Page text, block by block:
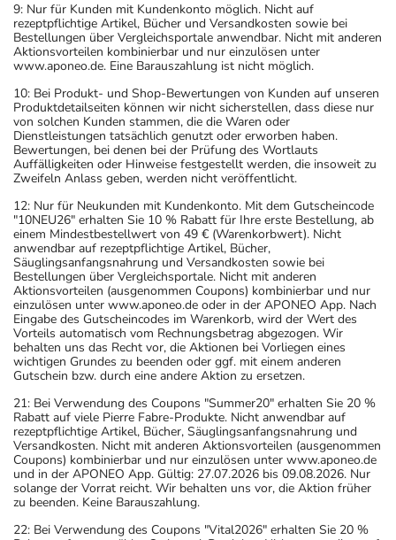
9: Nur für Kunden mit Kundenkonto möglich. Nicht auf
rezeptpflichtige Artikel, Bücher und Versandkosten sowie bei
Bestellungen über Vergleichsportale anwendbar. Nicht mit anderen
Aktionsvorteilen kombinierbar und nur einzulösen unter
www.aponeo.de. Eine Barauszahlung ist nicht möglich.
10: Bei Produkt- und Shop-Bewertungen von Kunden auf unseren
Produktdetailseiten können wir nicht sicherstellen, dass diese nur
von solchen Kunden stammen, die die Waren oder
Dienstleistungen tatsächlich genutzt oder erworben haben.
Bewertungen, bei denen bei der Prüfung des Wortlauts
Auffälligkeiten oder Hinweise festgestellt werden, die insoweit zu
Zweifeln Anlass geben, werden nicht veröffentlicht.
12: Nur für Neukunden mit Kundenkonto. Mit dem Gutscheincode
"10NEU26" erhalten Sie 10 % Rabatt für Ihre erste Bestellung, ab
einem Mindestbestellwert von 49 € (Warenkorbwert). Nicht
anwendbar auf rezeptpflichtige Artikel, Bücher,
Säuglingsanfangsnahrung und Versandkosten sowie bei
Bestellungen über Vergleichsportale. Nicht mit anderen
Aktionsvorteilen (ausgenommen Coupons) kombinierbar und nur
einzulösen unter www.aponeo.de oder in der APONEO App. Nach
Eingabe des Gutscheincodes im Warenkorb, wird der Wert des
Vorteils automatisch vom Rechnungsbetrag abgezogen. Wir
behalten uns das Recht vor, die Aktionen bei Vorliegen eines
wichtigen Grundes zu beenden oder ggf. mit einem anderen
Gutschein bzw. durch eine andere Aktion zu ersetzen.
21: Bei Verwendung des Coupons "Summer20" erhalten Sie 20 %
Rabatt auf viele Pierre Fabre-Produkte. Nicht anwendbar auf
rezeptpflichtige Artikel, Bücher, Säuglingsanfangsnahrung und
Versandkosten. Nicht mit anderen Aktionsvorteilen (ausgenommen
Coupons) kombinierbar und nur einzulösen unter www.aponeo.de
und in der APONEO App. Gültig: 27.07.2026 bis 09.08.2026. Nur
solange der Vorrat reicht. Wir behalten uns vor, die Aktion früher
zu beenden. Keine Barauszahlung.
22: Bei Verwendung des Coupons "Vital2026" erhalten Sie 20 %